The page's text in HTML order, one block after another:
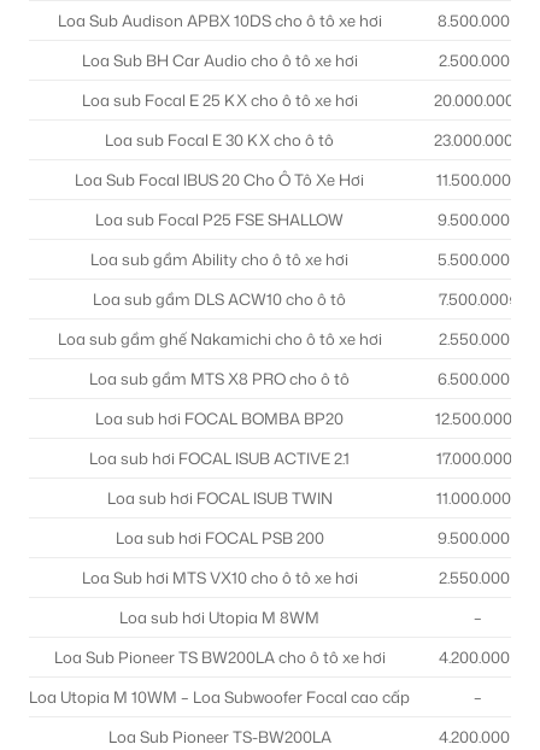
Loa Sub Audison APBX 10DS cho ô tô xe hơi
8.500.000₫
Loa Sub BH Car Audio cho ô tô xe hơi
2.500.000₫
Loa sub Focal E 25 KX cho ô tô xe hơi
20.000.000₫
Loa sub Focal E 30 KX cho ô tô
23.000.000₫
Loa Sub Focal IBUS 20 Cho Ô Tô Xe Hơi
11.500.000₫
Loa sub Focal P25 FSE SHALLOW
9.500.000₫
Loa sub gầm Ability cho ô tô xe hơi
5.500.000₫
Loa sub gầm DLS ACW10 cho ô tô
7.500.000₫
Loa sub gầm ghế Nakamichi cho ô tô xe hơi
2.550.000₫
Loa sub gầm MTS X8 PRO cho ô tô
6.500.000₫
Loa sub hơi FOCAL BOMBA BP20
12.500.000₫
Loa sub hơi FOCAL ISUB ACTIVE 2.1
17.000.000₫
Loa sub hơi FOCAL ISUB TWIN
11.000.000₫
Loa sub hơi FOCAL PSB 200
9.500.000₫
Loa Sub hơi MTS VX10 cho ô tô xe hơi
2.550.000₫
Loa sub hơi Utopia M 8WM
–
Loa Sub Pioneer TS BW200LA cho ô tô xe hơi
4.200.000₫
Loa Utopia M 10WM – Loa Subwoofer Focal cao cấp
–
Loa Sub Pioneer TS-BW200LA
4.200.000₫